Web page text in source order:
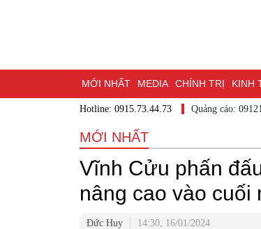
MỚI NHẤT MEDIA CHÍNH TRỊ KINH TẾ
DU LỊCH - ẨM THỰC CHUYỂN ĐỔI SỐ
BẠN CẦN BIẾT
NHỊP CẦU NHÂN ÁI THÀNH PHỐ ĐỒNG
Hotline: 0915.73.44.73 Quảng cáo:
MỚI NHẤT
Vĩnh Cửu phấn
nâng cao vào cuối
Đức Huy 14:30, 16/01/2024